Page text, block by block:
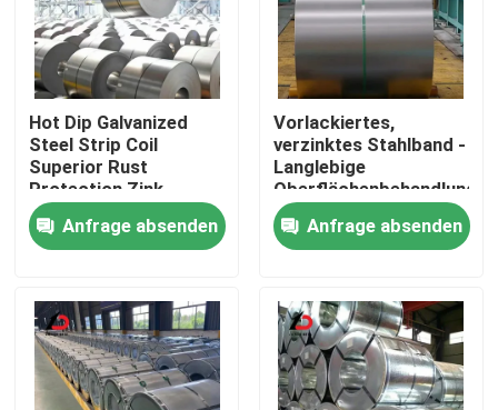
Zu Hause
Produkte
Videos
Über uns
Werksbesichtigung
Hot Dip Galvanized
Steel Strip Coil
Superior Rust
Protection Zink
beschichtete
Stahlspule für Bau und
Fertigung
Anfrage absenden
Vorlackiertes,
verzinktes Stahlband -
Langlebige
Oberflächenbehandlung,
perfekt für
Baumaterialien, HLK-
Anlagen und
Anfrage absenden